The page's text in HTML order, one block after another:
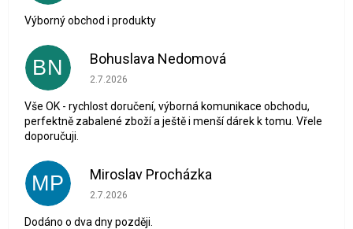
Výborný obchod i produkty
BN Bohuslava Nedomová
Hodnocení obchodu je 5 z 5 hvězdiček.
2.7.2026
Vše OK - rychlost doručení, výborná komunikace obchodu,
perfektně zabalené zboží a ještě i menší dárek k tomu. Vřele
doporučuji.
MP Miroslav Procházka
Hodnocení obchodu je 1 z 5 hvězdiček.
2.7.2026
Dodáno o dva dny později.